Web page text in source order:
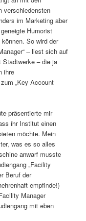
verschiedensten
im Marketing aber
Humorist
So wird der
– liest sich auf
– die ja
ihre
„Key Account
präsentierte mir
ihr Institut einen
möchte. Mein
was es so alles
anwarf musste
„Facility
Beruf der
empfinde!)
Manager
mit eben